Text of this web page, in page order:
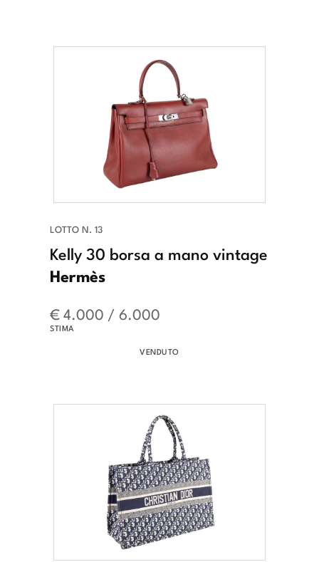
LOTTO N. 13
Hermès
Kelly 30 borsa a mano vintage
€ 4.000 / 6.000
STIMA
VENDUTO